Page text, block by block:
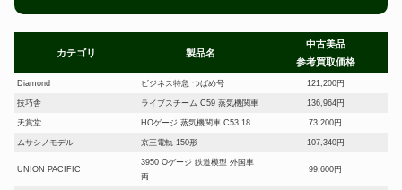
カテゴリ 製品名
中古美品
参考買取価格
Diamond ビジネス特急 つばめ号 121,200円
技巧舎 ライブスチーム C59 蒸気機関車 136,964円
天賞堂 HOゲージ 蒸気機関車 C53 18 73,200円
ムサシノモデル 京王電軌 150形 107,340円
UNION PACIFIC
3950 Oゲージ 鉄道模型 外国車
両
99,600円